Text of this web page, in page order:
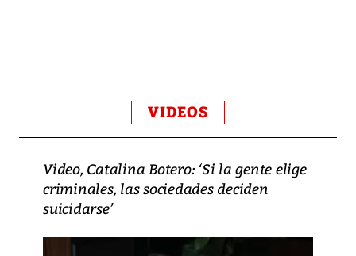
VIDEOS
Video, Catalina Botero: ‘Si la gente elige
criminales, las sociedades deciden
suicidarse’